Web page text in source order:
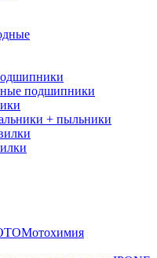
подшипники
+ пыльники
Мотохимия